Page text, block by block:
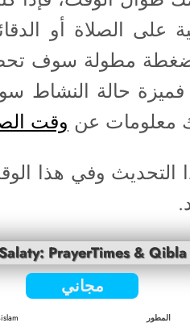
على الصلاة أو
وبضغطة مطولة سوف
الآي-فون 14 برو، فميزة
معلومات عن وقت
التحديث وفي هذا
PrayerTimes & Qibla
مجاني
المطور